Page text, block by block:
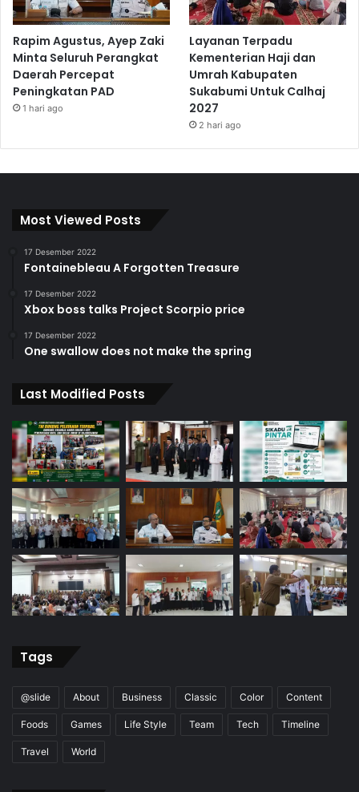
Rapim Agustus, Ayep Zaki
Minta Seluruh Perangkat
Daerah Percepat
Peningkatan PAD
1 hari ago
Layanan Terpadu
Kementerian Haji dan
Umrah Kabupaten
Sukabumi Untuk Calhaj
2027
2 hari ago
Most Viewed Posts
17 Desember 2022
Fontainebleau A Forgotten Treasure
17 Desember 2022
Xbox boss talks Project Scorpio price
17 Desember 2022
One swallow does not make the spring
Last Modified Posts
Tags
@slide About Business Classic Color Content
Foods Games Life Style Team Tech Timeline
Travel World